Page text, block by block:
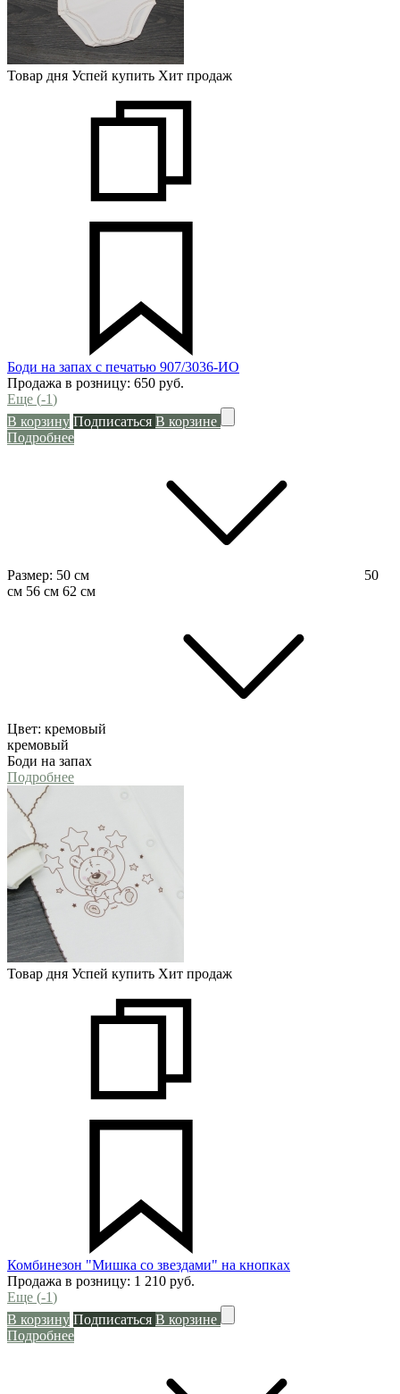
Товар дня Успей купить Хит продаж
Боди на запах с печатью 907/3036-ИО
Продажа в розницу: 650 руб.
Еще (-1)
В корзину Подписаться В корзине
Подробнее
Размер: 50 см
50
см 56 см 62 см
Цвет: кремовый
кремовый
Боди на запах
Подробнее
Товар дня Успей купить Хит продаж
Комбинезон "Мишка со звездами" на кнопках
Продажа в розницу: 1 210 руб.
Еще (-1)
В корзину Подписаться В корзине
Подробнее